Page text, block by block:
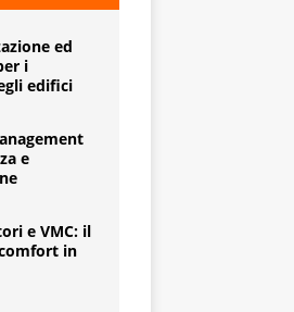
ed
i
edifici
e
e VMC: il
in